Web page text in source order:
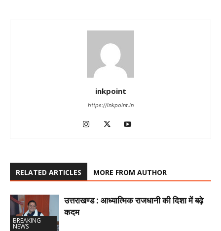
inkpoint
https://inkpoint.in
RELATED ARTICLES MORE FROM AUTHOR
BREAKING
NEWS
उत्तराखण्ड : आध्यात्मिक राजधानी की दिशा में बढ़े
कदम